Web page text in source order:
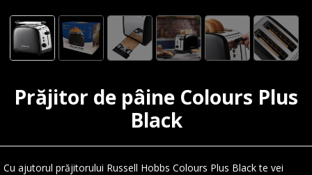
Prăjitor de pâine Colours Plus
Black
Cu ajutorul prăjitorului Russell Hobbs Colours Plus Black te vei